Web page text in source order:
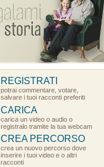
REGISTRATI
potrai commentare, votare,
salvare i tuoi racconti preferiti
CARICA
carica un video o audio o
registralo tramite la tua webcam
CREA PERCORSO
crea un nuovo percorso dove
inserire i tuoi video e o altri
racconti